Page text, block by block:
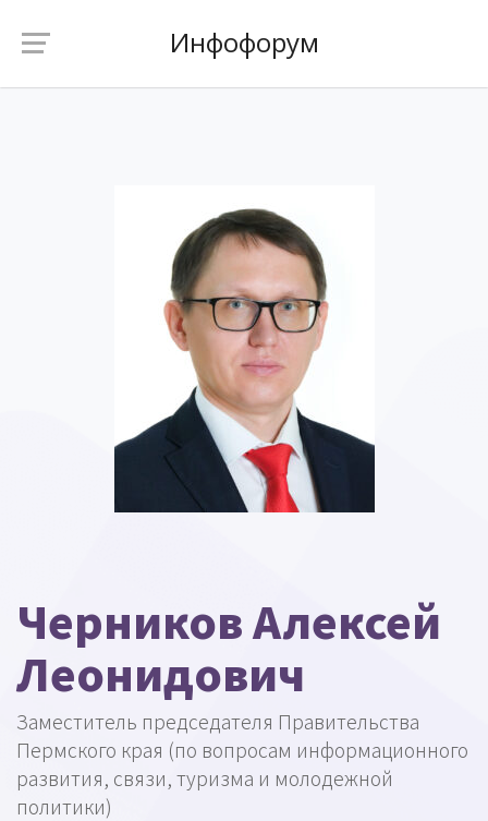
Инфофорум
Черников Алексей
Леонидович
Заместитель председателя Правительства
Пермского края (по вопросам информационного
развития, связи, туризма и молодежной
политики)